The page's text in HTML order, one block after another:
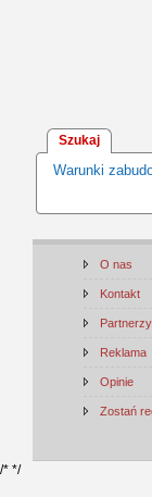
Szukaj
Warunki
O nas
Kontakt
Partnerzy
Reklama
Opinie
Zostań
/* */